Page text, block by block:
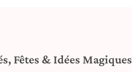
Fêtes & Idées Magiques